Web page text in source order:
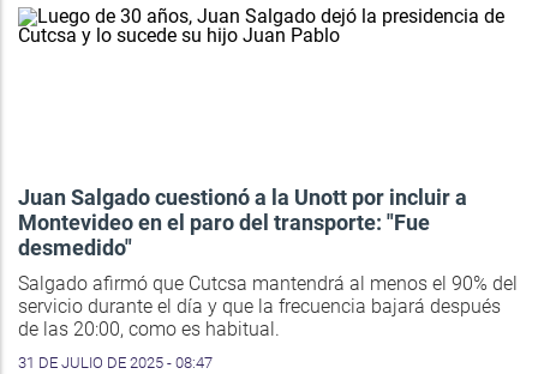
Juan Salgado cuestionó a la Unott por incluir a
Montevideo en el paro del transporte: "Fue
desmedido"
Salgado afirmó que Cutcsa mantendrá al menos el 90% del
servicio durante el día y que la frecuencia bajará después
de las 20:00, como es habitual.
31 DE JULIO DE 2025 - 08:47